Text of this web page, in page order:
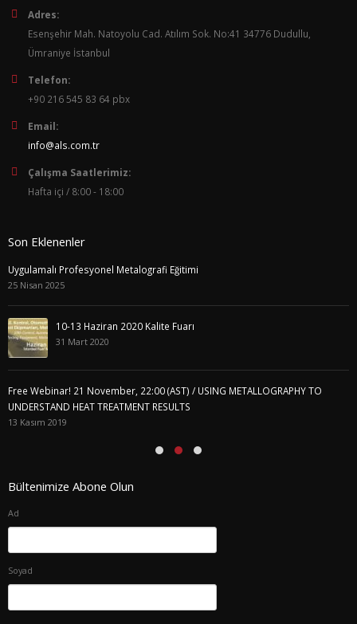
Adres:
Esenşehir Mah. Natoyolu Cad. Atılım Sok. No:41 34776 Dudullu,
Ümraniye İstanbul
Telefon:
+90 216 545 83 64 pbx
Email:
info@als.com.tr
Çalışma Saatlerimiz:
Hafta içi / 8:00 - 18:00
Son Eklenenler
Metalografi Eğitimi
Haziran 2020 Kalite Fuarı
2020
November, 22:00 (AST) / USING METALLOGRAPHY TO
TREATMENT RESULTS
Bültenimize Abone Olun
Ad
Soyad